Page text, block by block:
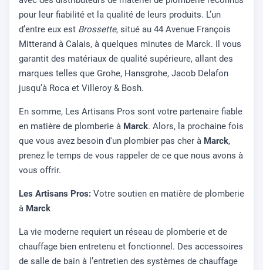
pour leur fiabilité et la qualité de leurs produits. L’un
d’entre eux est Brossette, situé au 44 Avenue François
Mitterand à Calais, à quelques minutes de Marck. Il vous
garantit des matériaux de qualité supérieure, allant des
marques telles que Grohe, Hansgrohe, Jacob Delafon
jusqu’à Roca et Villeroy & Bosh.
En somme, Les Artisans Pros sont votre partenaire fiable
en matière de plomberie à Marck. Alors, la prochaine fois
que vous avez besoin d'un plombier pas cher à Marck,
prenez le temps de vous rappeler de ce que nous avons à
vous offrir.
Les Artisans Pros: Votre soutien en matière de plomberie
à Marck
La vie moderne requiert un réseau de plomberie et de
chauffage bien entretenu et fonctionnel. Des accessoires
de salle de bain à l’entretien des systèmes de chauffage